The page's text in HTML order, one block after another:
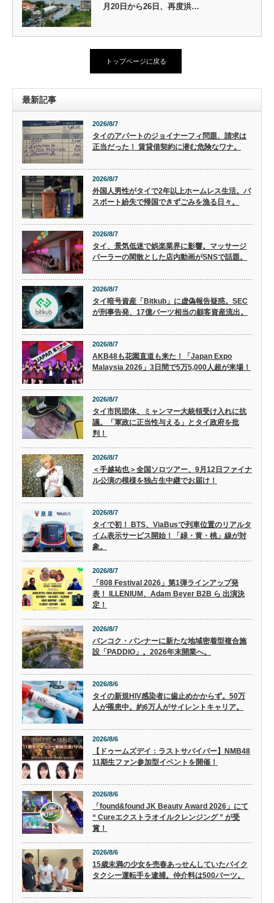
月20日から26日、再度洪…
トップページに戻る
最新記事
2026/8/7
タイのアパートのジョイナーフィ問題、請求は
正当だった！ 賃貸借契約に潜む危険なワナ。
2026/8/7
外国人男性がタイで2年以上ホームレス生活。パ
スポート紛失で帰国できずごみを漁る日々。
2026/8/7
タイ、景気低迷で娯楽業界に影響。マッサージ
パーラーの閑散とした店内動画がSNSで話題。
2026/8/7
タイ暗号資産「Bitkub」に虚偽報告疑惑。SEC
が刑事告発、17億バーツ相当の顧客資産流出。
2026/8/7
AKB48も花園直道も来た！「Japan Expo
Malaysia 2026」3日間で5万5,000人超が来場！
2026/8/7
タイ市民団体、ミャンマー大統領受け入れに抗
議。「軍政に正当性与える」とタイ政府を批
判！
2026/8/7
＜手越祐也＞全国ソロツアー、9月12日ファイナ
ル公演の模様を独占生中継でお届け！
2026/8/7
タイで初！ BTS、ViaBusで列車位置のリアルタ
イム表示サービス開始！「緑・黄・桃」線が対
象。
2026/8/7
「808 Festival 2026」第1弾ラインアップ発
表！ ILLENIUM、Adam Beyer B2B ら 出演決
定！
2026/8/7
バンコク・バンナーに新たな地域密着型複合施
設「PADDIO」。2026年末開業へ。
2026/8/6
タイの新規HIV感染者に歯止めかからず。50万
人が罹患中。約6万人がサイレントキャリア。
2026/8/6
【ドゥームズデイ：ラストサバイバー】NMB48
11期生ファン参加型イベントを開催！
2026/8/6
「found&found JK Beauty Award 2026」にて
“ Cureエクストラオイルクレンジング ” が受
賞！
2026/8/6
15歳未満の少女を売春あっせんしていたバイク
タクシー運転手を逮捕。仲介料は500バーツ。